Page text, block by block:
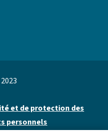
et de protection des
personnels